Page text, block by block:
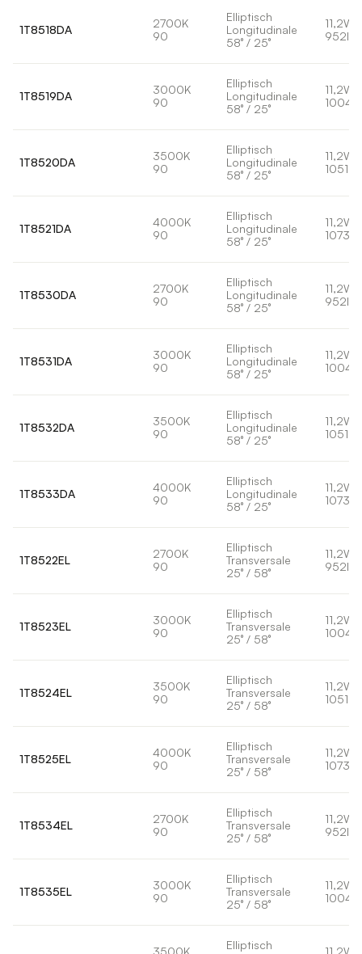
1T8518DA
2700K
90
Elliptisch
Longitudinale
58° / 25°
11,2W
952lm
1T8519DA
3000K
90
Elliptisch
Longitudinale
58° / 25°
11,2W
1T8520DA
3500K
90
Elliptisch
Longitudinale
58° / 25°
11,2W
1051lm
1T8521DA
4000K
90
Elliptisch
Longitudinale
58° / 25°
11,2W
1073lm
1T8530DA
2700K
90
Elliptisch
Longitudinale
58° / 25°
11,2W
952lm
1T8531DA
3000K
90
Elliptisch
Longitudinale
58° / 25°
11,2W
1T8532DA
3500K
90
Elliptisch
Longitudinale
58° / 25°
11,2W
1051lm
1T8533DA
4000K
90
Elliptisch
Longitudinale
58° / 25°
11,2W
1073lm
1T8522EL
2700K
90
Elliptisch
Transversale
25° / 58°
11,2W
952lm
1T8523EL
3000K
90
Elliptisch
Transversale
25° / 58°
11,2W
1T8524EL
3500K
90
Elliptisch
Transversale
25° / 58°
11,2W
1051lm
1T8525EL
4000K
90
Elliptisch
Transversale
25° / 58°
11,2W
1073lm
1T8534EL
2700K
90
Elliptisch
Transversale
25° / 58°
11,2W
952lm
1T8535EL
3000K
90
Elliptisch
Transversale
25° / 58°
11,2W
3500K
Elliptisch
11,2W